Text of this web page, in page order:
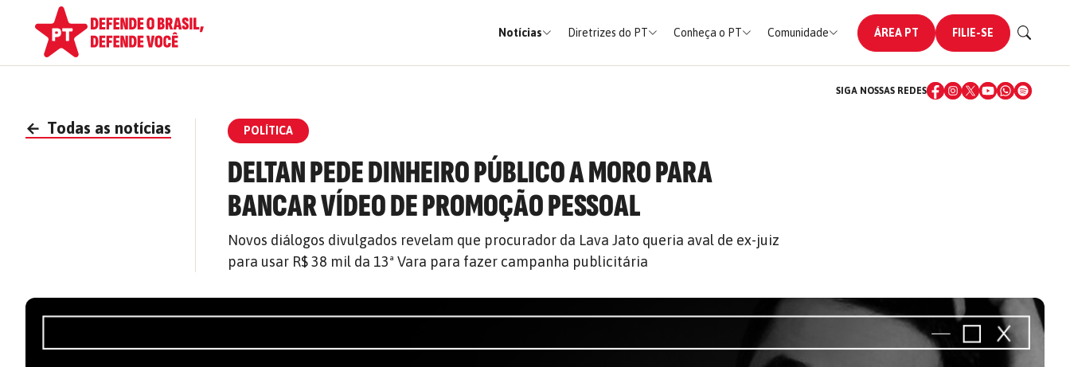
Notícias Diretrizes do PT Conheça o PT Comunidade ÁREA PT FILIE-SE
SIGA NOSSAS REDES
← Todas as notícias POLÍTICA
DELTAN PEDE DINHEIRO PÚBLICO A MORO PARA
BANCAR VÍDEO DE PROMOÇÃO PESSOAL
Novos diálogos divulgados revelam que procurador da Lava Jato queria aval de ex-juiz
para usar R$ 38 mil da 13ª Vara para fazer campanha publicitária